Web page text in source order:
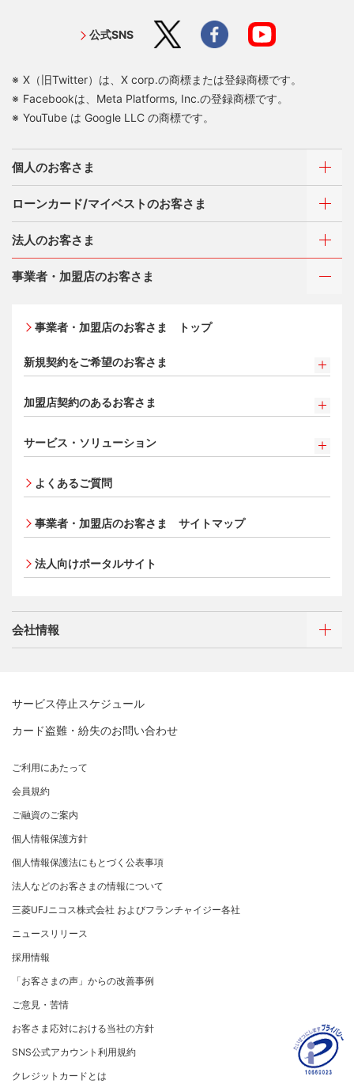
公式SNS
X（旧Twitter）は、X corp.の商標または登録商標です。
Facebookは、Meta Platforms, Inc.の登録商標です。
YouTube は Google LLC の商標です。
個人のお客さま
カードをつくるトップ
三菱ＵＦＪカード
三菱ＵＦＪカード・プラチナ・アメリカン・エキスプレ
ス®・カード
オンライン入会申し込みの流れ
UnionPay（銀聯）カード
家族カード
Apple Pay
タッチ決済
三菱UFJニコスが選ばれる理由
ポイントプログラム
特典・サービス
カードローン・キャッシング
お客さまサポート
会員サイト
特典・サービス
選べるお支払方法
サイトマップ
会員サイト
ポイントプログラム
キャッシング
お客さまサポート
ローンカード/マイベストのお客さま
ご利用・お支払い方法
借入時残高スライドリボルビング方式
定額リボルビング(毎月元利定額返済)方式
法人のお客さま
特典・サービス
NICOSカード会員の方
プラチナ会員さま専用の特別なサービス Platinum
大規模企業のお客さまだけにご利用いただけるサービス
各種照会・お手続き
法人のお客さま サイトマップ
お問い合わせ
法人向けポータルサイト
事業者・加盟店のお客さま
事業者・加盟店のお客さま トップ
新規契約をご希望のお客さま
お取り扱いいただけるカード情報とお支払い情報
加盟店契約のあるお客さま
加盟店規約/その他ご注意事項
[EC加盟店さまへ] 情報漏えい対策のお願い
[EC加盟店さまへ] 不正ログイン対策のお願い
[EC加盟店さまへ] EMV3Dセキュアの導入について
[対面加盟店さまへ] 不正利用対策のお願い
売上に関するお手続き
加盟店振込明細WEBサービスのご案内
各種お問い合わせ
サービス・ソリューション
クレジット決済端末機
ECサイト向け決済代行サービス（株式会社ペイジェン
セキュリティサービス
よくあるご質問
事業者・加盟店のお客さま サイトマップ
法人向けポータルサイト
会社情報
三菱UFJニコスについて
経営ビジョン・行動規範
企業姿勢・ポリシー
コンプライアンス
コーポレートガバナンスについて
情報セキュリティの取り組み
リスク管理
マネー・ローンダリングおよびテロ資金供与等の対策に
関する取り組み
個人情報保護方針
クレジットポリシー
金融商品販売などの勧誘方針
お客さま応対における当社の方針
サステナビリティへの取り組み
サステナビリティへの取り組み
SDGsの達成に向けて
復興支援活動
お客さまに寄り添う
従業員とともに
MUFGグループ/サステナビリティサイト
ニュースリリース
お問い合わせ
重要なお知らせ
サービス停止スケジュール
カード盗難・紛失のお問い合わせ
ご利用にあたって
会員規約
ご融資のご案内
個人情報保護方針
個人情報保護法にもとづく公表事項
法人などのお客さまの情報について
三菱UFJニコス株式会社 およびフランチャイジー各社
ニュースリリース
採用情報
「お客さまの声」からの改善事例
ご意見・苦情
お客さま応対における当社の方針
SNS公式アカウント利用規約
クレジットカードとは